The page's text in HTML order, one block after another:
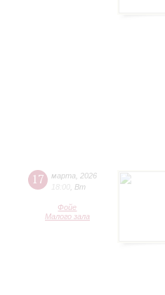
17 марта
2026
18:00
Вт
Фойе
Малого зала